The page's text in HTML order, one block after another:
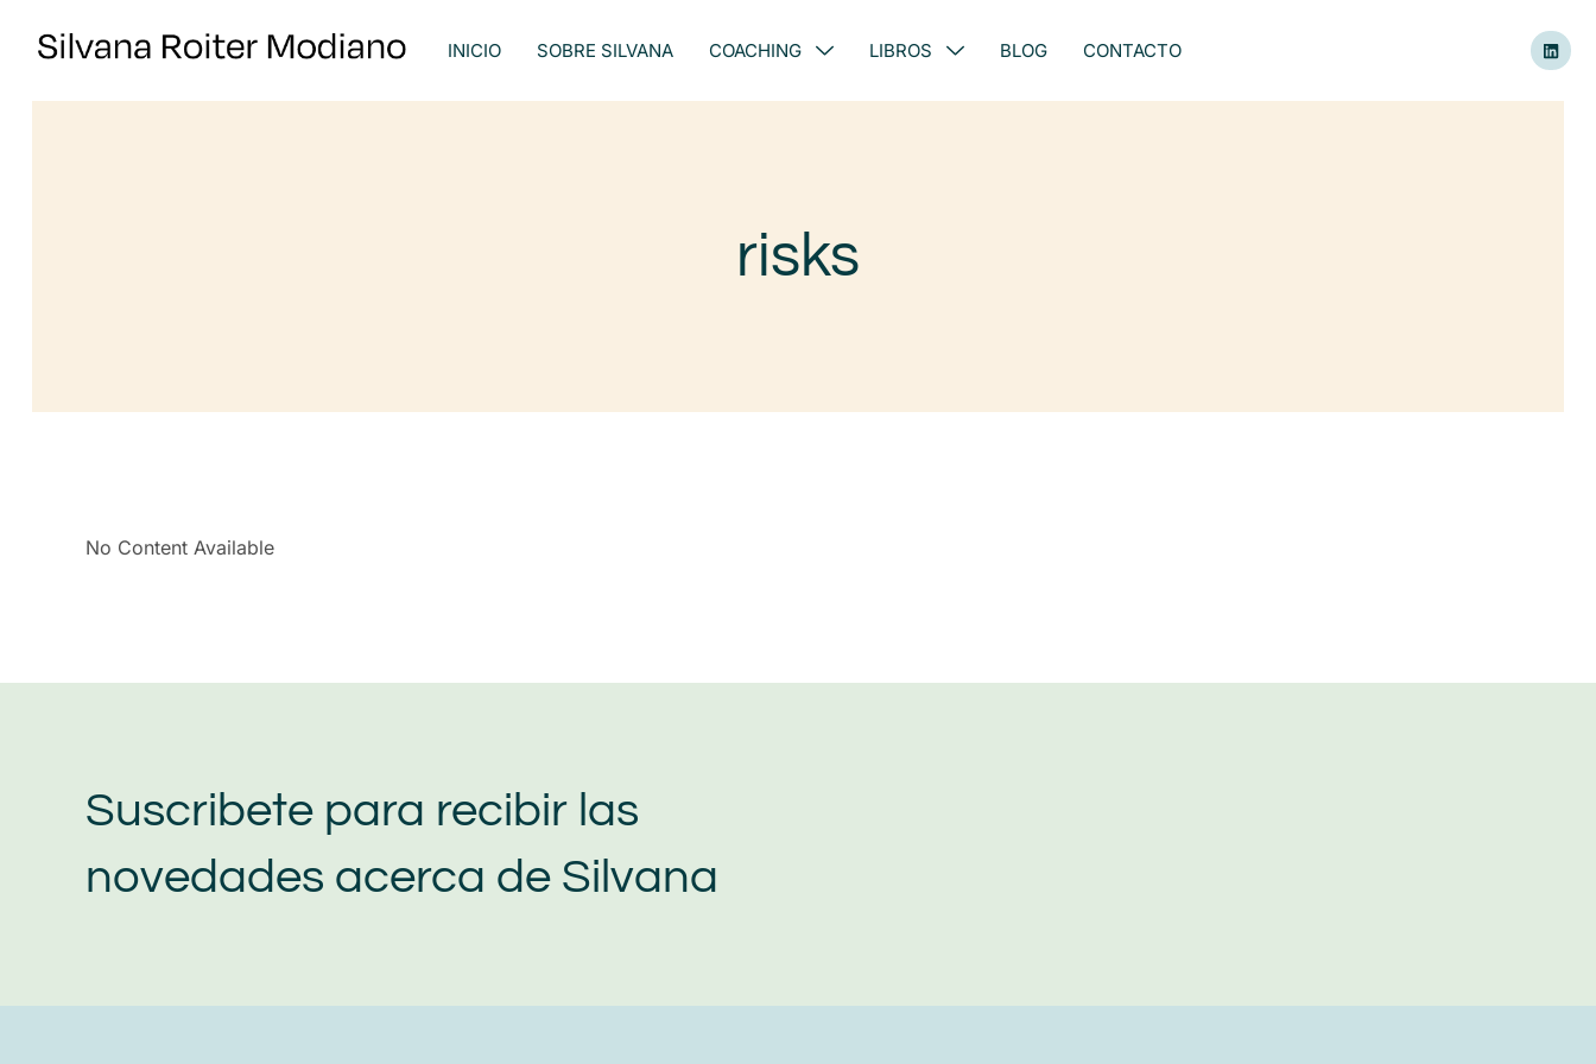
INICIO SOBRE SILVANA COACHING LIBROS BLOG CONTACTO
risks
No Content Available
Suscribete para recibir las
novedades acerca de Silvana